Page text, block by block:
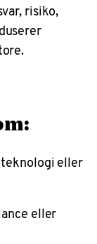
risiko,
eller
eller